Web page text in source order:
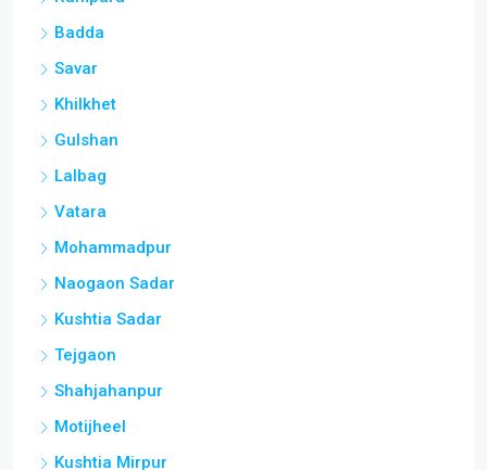
Badda
Savar
Khilkhet
Gulshan
Lalbag
Vatara
Mohammadpur
Naogaon Sadar
Kushtia Sadar
Tejgaon
Shahjahanpur
Motijheel
Kushtia Mirpur